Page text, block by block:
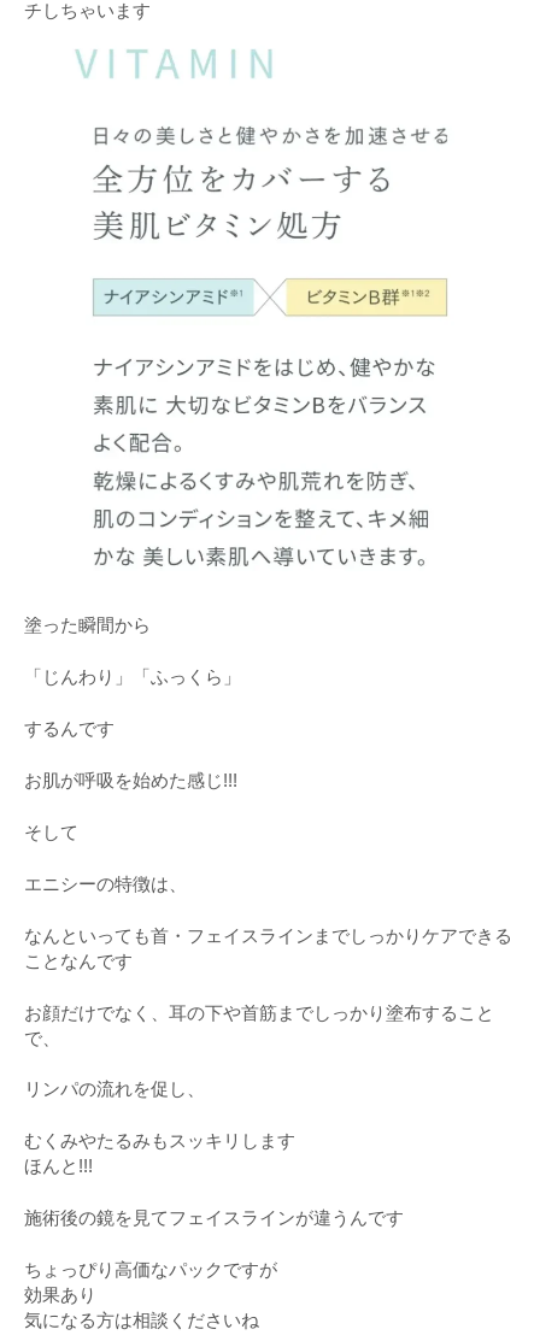
チしちゃいます
塗った瞬間から
「じんわり」「ふっくら」
するんです
お肌が呼吸を始めた感じ!!!
そして
エニシーの特徴は、
なんといっても首・フェイスラインまでしっかりケアできる
ことなんです
お顔だけでなく、耳の下や首筋までしっかり塗布すること
で、
リンパの流れを促し、
むくみやたるみもスッキリします
ほんと!!!
施術後の鏡を見てフェイスラインが違うんです
ちょっぴり高価なパックですが
効果あり
気になる方は相談くださいね